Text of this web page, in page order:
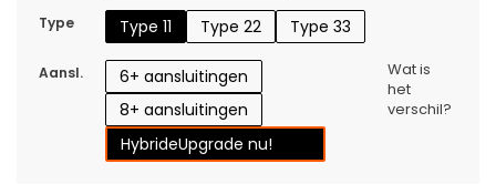
Type Type 11 Type 22 Type 33
Aansl.
6+ aansluitingen
8+ aansluitingen
HybrideUpgrade nu!
Wat is
het
verschil?